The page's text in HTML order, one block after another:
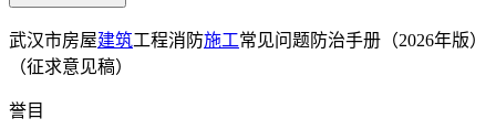
武汉市房屋建筑工程消防施工常见问题防治手册（2026年版）
（征求意见稿）
誉目